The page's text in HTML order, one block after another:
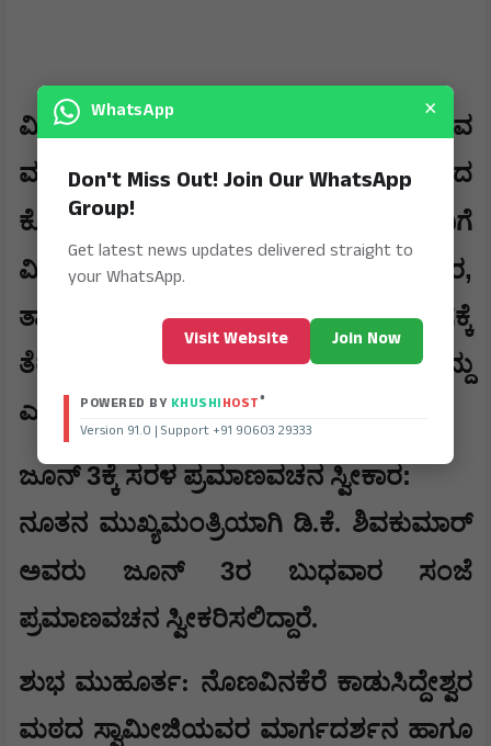
ವಿಶೇಷ ಕ್ಷಣ: ಶಾಸಕಾಂಗ ಸಭೆಗೆ ಆಗಮಿಸುವ
ಮುನ್ನ ಡಿ.ಕೆ. ಶಿವಕುಮಾರ್ ಅವರು ವಿಧಾನಸೌಧದ
ಕೊಠಡಿಯಲ್ಲಿ ತಮ್ಮ ಆರಾಧ್ಯ ದೈವ
ನಿಗೆ
ವಿಶೇಷ ಪೂಜೆ ಸಲ್ಲಿಸಿದ್ದರು. ಸಭೆಗೆ ಬಂದ ನಂತರ,
ತಾವೇ ಖುದ್ದಾಗಿ ಎಲ್ಲಾ ಶಾಸಕರು ಕುಳಿತಿದ್ದ ಜಾಗಕ್ಕೆ
ತೆರಳಿ ಹಸ್ತಲಾಘವ ಮಾಡಿ ವಿಶ್ವಾಸ ವ್ಯಕ್ತಪಡಿಸಿದ್ದು
ಎಲ್ಲರ ಗಮನ ಸೆಳೆಯಿತು.
ಜೂನ್3ಕ್ಕೆ ಸರಳ ಪ್ರಮಾಣವಚನ ಸ್ವೀಕಾರ:
ನೂತನ ಮುಖ್ಯಮಂತ್ರಿಯಾಗಿ ಡಿ.ಕೆ. ಶಿವಕುಮಾರ್
ಅವರು ಜೂನ್ 3ರ ಬುಧವಾರ ಸಂಜೆ
ಪ್ರಮಾಣವಚನ ಸ್ವೀಕರಿಸಲಿದ್ದಾರೆ.
ಶುಭ ಮುಹೂರ್ತ: ನೊಣವಿನಕೆರೆ ಕಾಡುಸಿದ್ದೇಶ್ವರ
ಮಠದ ಸ್ವಾಮೀಜಿಯವರ ಮಾರ್ಗದರ್ಶನ ಹಾಗೂ
WhatsApp ×
Don't Miss Out! Join Our WhatsApp
Group!
Get latest news updates delivered straight to
your WhatsApp.
Visit Website Join Now
POWERED BY KHUSHIHOST®
Version 91.0 | Support +91 90603 29333